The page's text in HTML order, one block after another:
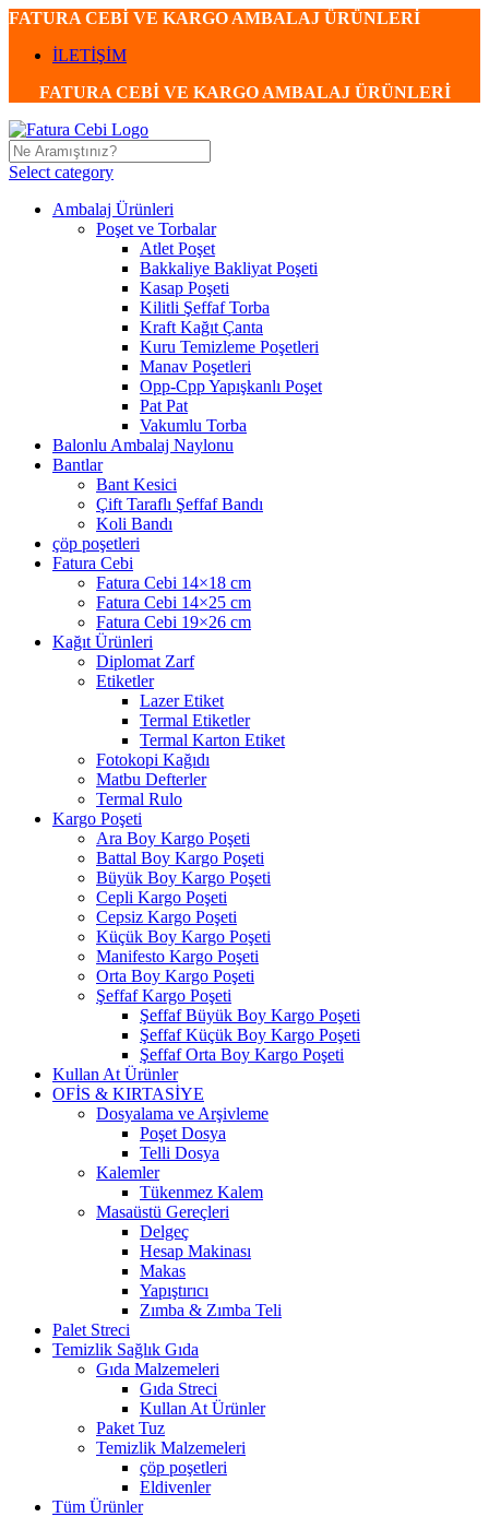
FATURA CEBİ VE KARGO AMBALAJ ÜRÜNLERİ
İLETİŞİM
FATURA CEBİ VE KARGO AMBALAJ ÜRÜNLERİ
Select category
Ambalaj Ürünleri
Poşet ve Torbalar
Atlet Poşet
Bakkaliye Bakliyat Poşeti
Kasap Poşeti
Kilitli Şeffaf Torba
Kraft Kağıt Çanta
Kuru Temizleme Poşetleri
Manav Poşetleri
Opp-Cpp Yapışkanlı Poşet
Pat Pat
Vakumlu Torba
Balonlu Ambalaj Naylonu
Bantlar
Bant Kesici
Çift Taraflı Şeffaf Bandı
Koli Bandı
çöp poşetleri
Fatura Cebi
Fatura Cebi 14×18 cm
Fatura Cebi 14×25 cm
Fatura Cebi 19×26 cm
Kağıt Ürünleri
Diplomat Zarf
Etiketler
Lazer Etiket
Termal Etiketler
Termal Karton Etiket
Fotokopi Kağıdı
Matbu Defterler
Termal Rulo
Kargo Poşeti
Ara Boy Kargo Poşeti
Battal Boy Kargo Poşeti
Büyük Boy Kargo Poşeti
Cepli Kargo Poşeti
Cepsiz Kargo Poşeti
Küçük Boy Kargo Poşeti
Manifesto Kargo Poşeti
Orta Boy Kargo Poşeti
Şeffaf Kargo Poşeti
Şeffaf Büyük Boy Kargo Poşeti
Şeffaf Küçük Boy Kargo Poşeti
Şeffaf Orta Boy Kargo Poşeti
Kullan At Ürünler
OFİS & KIRTASİYE
Dosyalama ve Arşivleme
Poşet Dosya
Telli Dosya
Kalemler
Tükenmez Kalem
Masaüstü Gereçleri
Delgeç
Hesap Makinası
Makas
Yapıştırıcı
Zımba & Zımba Teli
Palet Streci
Temizlik Sağlık Gıda
Gıda Malzemeleri
Gıda Streci
Kullan At Ürünler
Paket Tuz
Temizlik Malzemeleri
çöp poşetleri
Eldivenler
Tüm Ürünler